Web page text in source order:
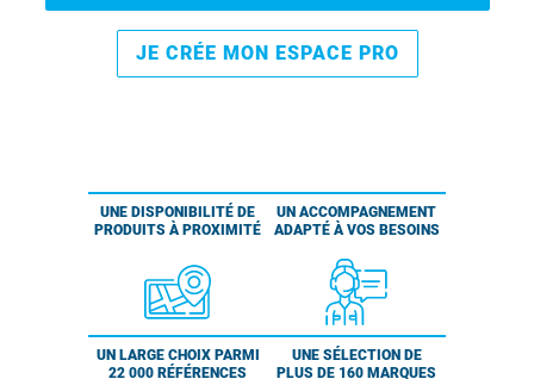
JE CRÉE MON ESPACE PRO
UNE DISPONIBILITÉ DE
PRODUITS À PROXIMITÉ
UN ACCOMPAGNEMENT
ADAPTÉ À VOS BESOINS
UN LARGE CHOIX PARMI
22 000 RÉFÉRENCES
UNE SÉLECTION DE
PLUS DE 160 MARQUES